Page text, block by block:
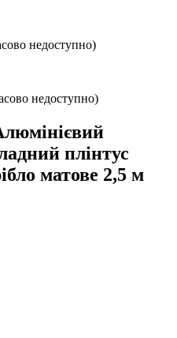
недоступно)
недоступно)
плінтус
матове 2,5 м